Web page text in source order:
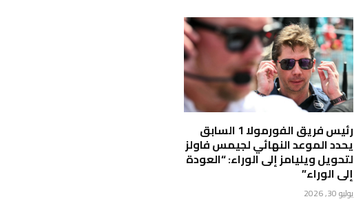
رئيس فريق الفورمولا 1 السابق
يحدد الموعد النهائي لجيمس فاولز
لتحويل ويليامز إلى الوراء: “العودة
إلى الوراء”
يوليو 30, 2026